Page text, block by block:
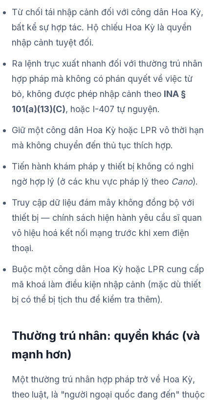
Từ chối tái nhập cảnh đối với công dân Hoa Kỳ,
bất kể sự hợp tác. Hộ chiếu Hoa Kỳ là quyền
nhập cảnh tuyệt đối.
Ra lệnh trục xuất nhanh đối với thường trú nhân
hợp pháp mà không có phán quyết về việc từ
bỏ, không được phép nhập cảnh theo INA §
101(a)(13)(C), hoặc I-407 tự nguyện.
Giữ một công dân Hoa Kỳ hoặc LPR vô thời hạn
mà không chuyển đến thủ tục thích hợp.
Tiến hành khám pháp y thiết bị không có nghi
ngờ hợp lý (ở các khu vực pháp lý theo Cano).
Truy cập dữ liệu đám mây không đồng bộ với
thiết bị — chính sách hiện hành yêu cầu sĩ quan
vô hiệu hoá kết nối mạng trước khi xem điện
thoại.
Buộc một công dân Hoa Kỳ hoặc LPR cung cấp
mã khoá làm điều kiện nhập cảnh (mặc dù thiết
bị có thể bị tịch thu để kiểm tra thêm).
Thường trú nhân: quyền khác (và
mạnh hơn)
Một thường trú nhân hợp pháp trở về Hoa Kỳ,
theo luật, là "người ngoại quốc đang đến" thuộc